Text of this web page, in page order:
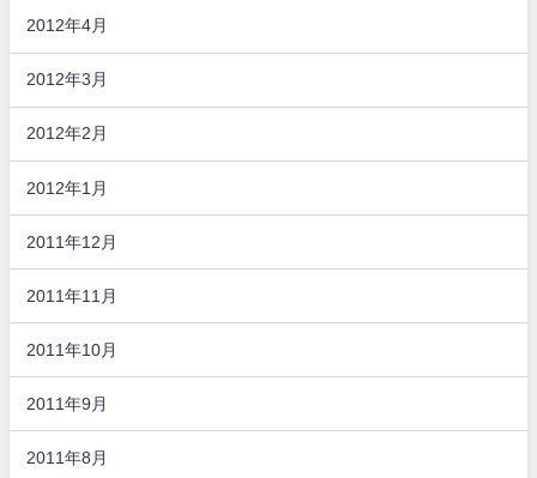
2012年4月
2012年3月
2012年2月
2012年1月
2011年12月
2011年11月
2011年10月
2011年9月
2011年8月